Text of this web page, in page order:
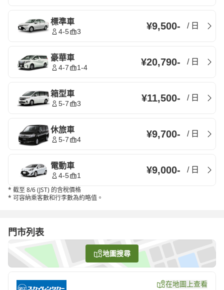
標準車
4-5 3 ¥9,500- / 日
豪華車
4-7 1-4 ¥20,790- / 日
箱型車
5-7 3 ¥11,500- / 日
休旅車
5-7 4 ¥9,700- / 日
電動車
4-5 1 ¥9,000- / 日
* 截至 8/6 (JST) 的含稅價格
* 可容納乘客數和行李數為約略值。
門市列表
地圖搜尋
在地圖上查看